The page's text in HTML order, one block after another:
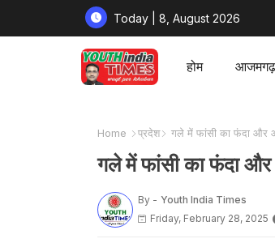
Today | 8, August 2026
होम आजमगढ़
Home प्रदेश गले में फांसी का फंदा
गले में फांसी का फंदा
By - Youth India Times
Friday, February 28, 2025